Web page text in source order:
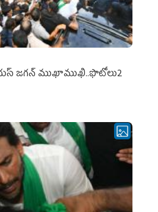
జ‌గ‌న్ ముఖాముఖి..ఫొటోలు2